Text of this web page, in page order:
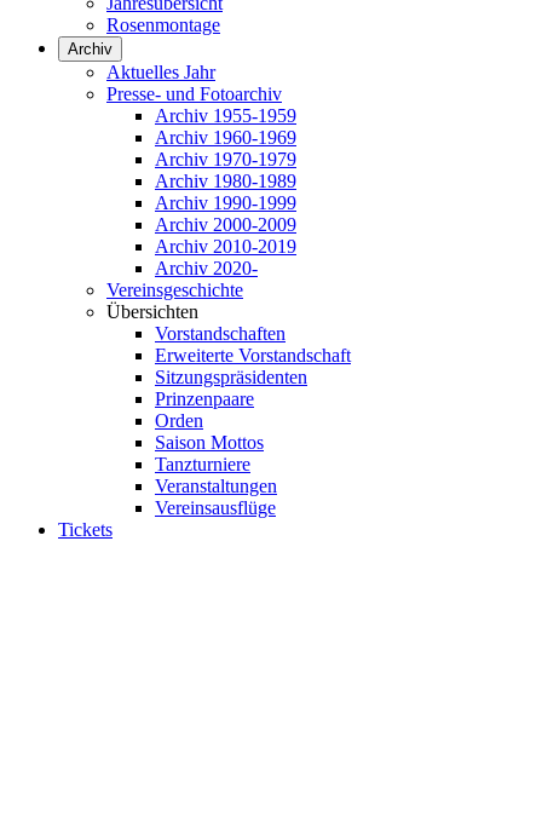
Rosenmontage
Archiv
Aktuelles Jahr
Presse- und Fotoarchiv
Archiv 1955-1959
Archiv 1960-1969
Archiv 1970-1979
Archiv 1980-1989
Archiv 1990-1999
Archiv 2000-2009
Archiv 2010-2019
Archiv 2020-
Vereinsgeschichte
Übersichten
Vorstandschaften
Erweiterte Vorstandschaft
Sitzungspräsidenten
Prinzenpaare
Orden
Saison Mottos
Tanzturniere
Veranstaltungen
Vereinsausflüge
Tickets